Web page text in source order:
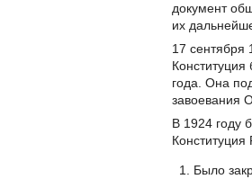
документ
их
17 сентября
года. Она
завоевания
В 1924 году
Было